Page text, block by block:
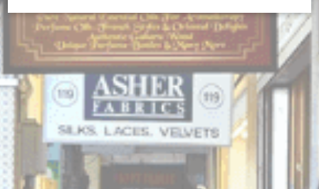
d-edge Macaron CMP的Cookie声明。最后更新：2026-01-06。
什么是cookie？
Cookie 是網站用來增強用戶體驗的少量文本信息。 接受所有
cookie 或選擇您要允許的類別
Cookie政策
必要类
必要类cookie使网站正常运行，实现专用区域登录或网站导
航等基本功能